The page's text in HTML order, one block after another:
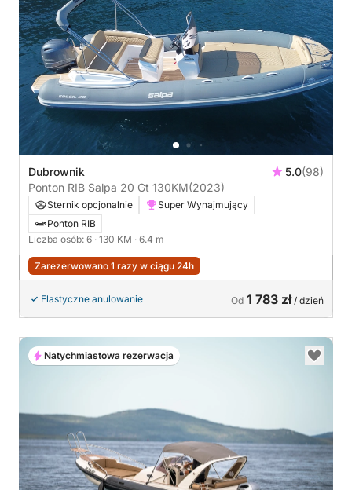
Dubrownik 5.0(98)
Ponton RIB Salpa 20 Gt 130KM(2023)
Sternik opcjonalnie
Super Wynajmujący
Ponton RIB
Liczba osób: 6 · 130 KM · 6.4 m
Zarezerwowano 1 razy w ciągu 24h
Elastyczne anulowanie Od 1 783 zł/ dzień
Natychmiastowa rezerwacja